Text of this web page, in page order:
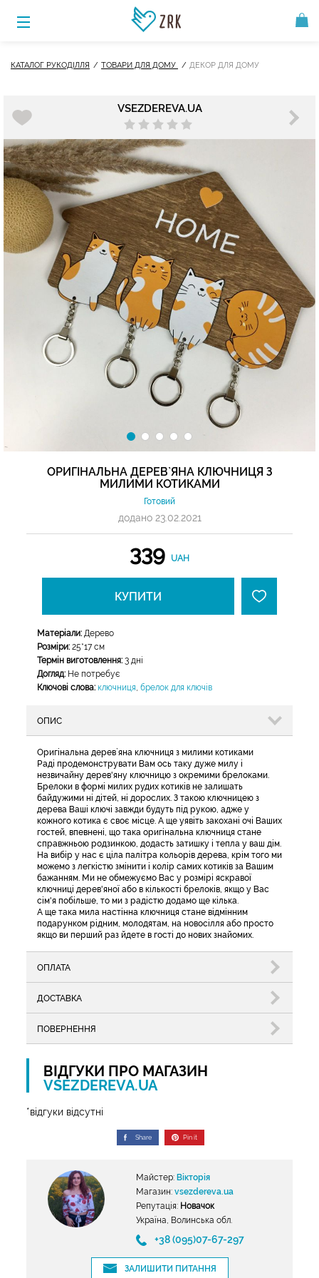
КАТАЛОГ РУКОДІЛЛЯ ТОВАРИ ДЛЯ ДОМУ ДЕКОР ДЛЯ ДОМУ
VSEZDEREVA.UA
ОРИГІНАЛЬНА ДЕРЕВ`ЯНА КЛЮЧНИЦЯ З
МИЛИМИ КОТИКАМИ
Готовий
додано 23.02.2021
339 UAH
КУПИТИ
Матеріали: Дерево
Розміри: 25*17 см
Термін виготовлення: 3 дні
Догляд: Не потребує
Ключові слова: ключниця, брелок для ключів
ОПИС
Оригінальна дерев`яна ключниця з милими котиками
Раді продемонструвати Вам ось таку дуже милу і
незвичайну дерев'яну ключницю з окремими брелоками.
Брелоки в формі милих рудих котиків не залишать
байдужими ні дітей, ні дорослих. З такою ключницею з
дерева Ваші ключі завжди будуть під рукою, адже у
кожного котика є своє місце. А ще уявіть закохані очі Ваших
гостей, впевнені, що така оригінальна ключниця стане
справжньою родзинкою, додасть затишку і тепла у ваш дім.
На вибір у нас є ціла палітра кольорів дерева, крім того ми
можемо з легкістю змінити і колір самих котиків за Вашим
бажанням. Ми не обмежуємо Вас у розмірі яскравої
ключниці дерев'яної або в кількості брелоків, якщо у Вас
сім'я побільше, то ми з радістю додамо ще кілька.
А ще така мила настінна ключниця стане відмінним
подарунком рідним, молодятам, на новосілля або просто
якщо ви перший раз йдете в гості до нових знайомих.
ОПЛАТА
ДОСТАВКА
ПОВЕРНЕННЯ
ВІДГУКИ ПРО МАГАЗИН
VSEZDEREVA.UA
*відгуки відсутні
Share Pin it
Майстер: Вікторія
Магазин: vsezdereva.ua
Репутація: Новачок
Україна, Волинська обл.
+38 (095)07-67-297
ЗАЛИШИТИ ПИТАННЯ